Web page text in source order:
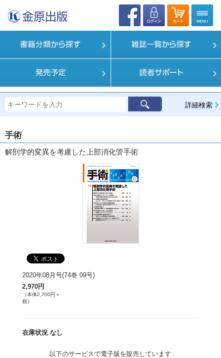
詳細検索
手術
解剖学的変異を考慮した上部消化管手術
2020年08月号(74巻 09号)
2,970円
（本体2,700円＋
税）
在庫状況 なし
以下のサービスで電子版を販売しています